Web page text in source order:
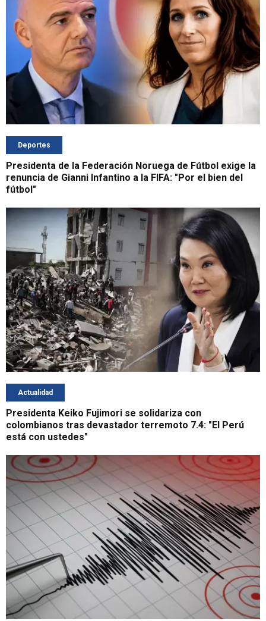
Deportes
Presidenta de la Federación Noruega de Fútbol exige la
renuncia de Gianni Infantino a la FIFA: "Por el bien del
fútbol"
Actualidad
Presidenta Keiko Fujimori se solidariza con
colombianos tras devastador terremoto 7.4: "El Perú
está con ustedes"